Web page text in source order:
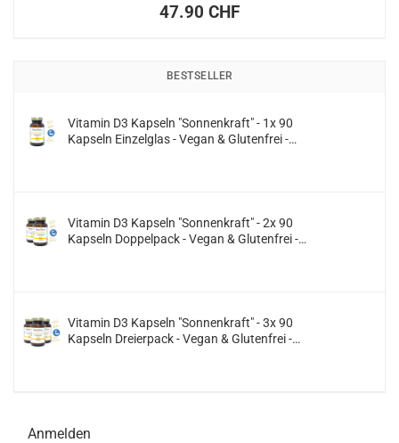
47.90 CHF
BESTSELLER
Vitamin D3 Kapseln "Sonnenkraft" - 1x 90
Kapseln Einzelglas - Vegan & Glutenfrei -
Vitamin D3 Kapseln "Sonnenkraft" - 2x 90
Kapseln Doppelpack - Vegan & Glutenfrei -
Vitamin D3 Kapseln "Sonnenkraft" - 3x 90
Kapseln Dreierpack - Vegan & Glutenfrei -
Anmelden